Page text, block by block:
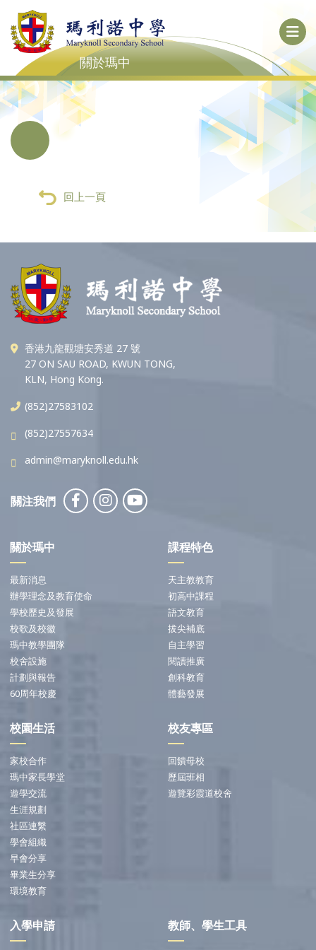
關於瑪中
回上一頁
香港九龍觀塘安秀道 27 號
27 ON SAU ROAD, KWUN TONG,
KLN, Hong Kong.
(852)27583102
(852)27557634
admin@maryknoll.edu.hk
關注我們
關於瑪中
最新消息
辦學理念及教育使命
學校歷史及發展
校歌及校徽
瑪中教學團隊
校舍設施
計劃與報告
60周年校慶
課程特色
天主教教育
初高中課程
語文教育
拔尖補底
自主學習
閱讀推廣
創科教育
體藝發展
校園生活
家校合作
瑪中家長學堂
遊學交流
生涯規劃
社區連繫
學會組織
早會分享
畢業生分享
環境教育
校友專區
回饋母校
歷屆班相
遊覽彩霞道校舍
入學申請 教師、學生工具